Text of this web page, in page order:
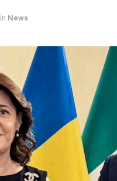
in News